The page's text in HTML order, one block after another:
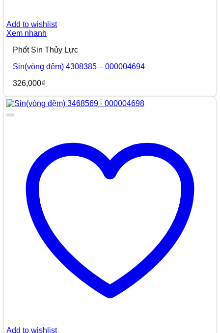
Add to wishlist
Xem nhanh
Phốt Sin Thủy Lực
Sin(vòng đệm) 4308385 – 000004694
326,000₫
Add to wishlist